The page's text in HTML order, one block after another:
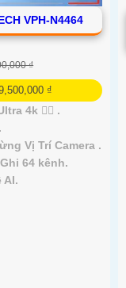
VPH-N4464
₫
₫
4k 👍🏾 .
Vị Trí Camera .
64 kênh.
AI.